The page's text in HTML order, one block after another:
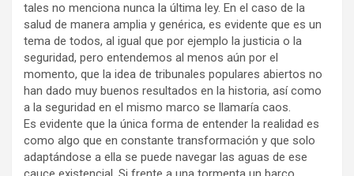
tales no menciona nunca la última ley. En el caso de la
salud de manera amplia y genérica, es evidente que es un
tema de todos, al igual que por ejemplo la justicia o la
seguridad, pero entendemos al menos aún por el
momento, que la idea de tribunales populares abiertos no
han dado muy buenos resultados en la historia, así como
a la seguridad en el mismo marco se llamaría caos.
Es evidente que la única forma de entender la realidad es
como algo que en constante transformación y que solo
adaptándose a ella se puede navegar las aguas de ese